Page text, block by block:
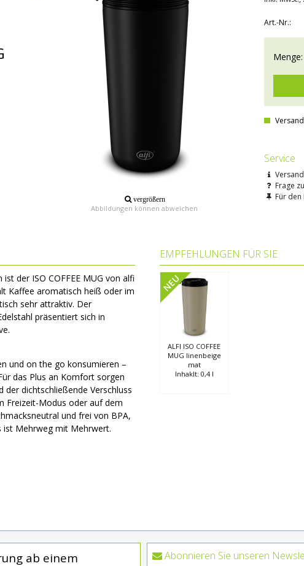
vergrößern
Abbildungen können abweichen
Art.-Nr.:
Menge:
Service
Frage
Für
der ISO COFFEE MUG von alfi
Kaffee aromatisch heiß oder im
sehr attraktiv. Der
präsentiert sich in
und on the go konsumieren –
das Plus an Komfort sorgen
der dichtschließende Verschluss
Freizeit-Modus oder auf dem
und frei von BPA,
ist Mehrweg mit Mehrwert.
EMPFEHLUNGEN FÜR SIE
NEU
ALFI ISO COFFEE
MUG linenbeige
mat
Inhaklt: 0,4 l
ab einem
Abonnieren Sie unseren